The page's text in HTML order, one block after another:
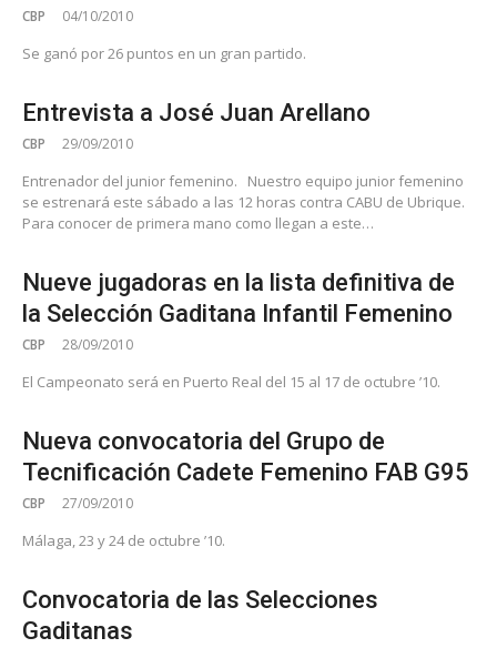
CBP 04/10/2010
Se ganó por 26 puntos en un gran partido.
Entrevista a José Juan Arellano
CBP 29/09/2010
Entrenador del junior femenino. Nuestro equipo junior femenino
se estrenará este sábado a las 12 horas contra CABU de Ubrique.
Para conocer de primera mano como llegan a este…
Nueve jugadoras en la lista definitiva de
la Selección Gaditana Infantil Femenino
CBP 28/09/2010
El Campeonato será en Puerto Real del 15 al 17 de octubre ’10.
Nueva convocatoria del Grupo de
Tecnificación Cadete Femenino FAB G95
CBP 27/09/2010
Málaga, 23 y 24 de octubre ’10.
Convocatoria de las Selecciones
Gaditanas